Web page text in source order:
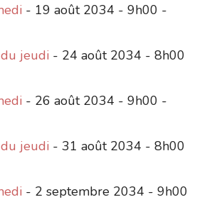
- 19 août 2034 - 9h00 -
jeudi - 24 août 2034 - 8h00
- 26 août 2034 - 9h00 -
jeudi - 31 août 2034 - 8h00
- 2 septembre 2034 - 9h00